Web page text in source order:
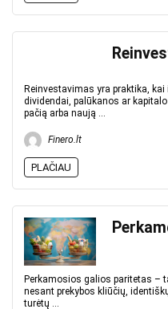
Reinvestavimas yra praktika,
dividendai, palūkanos ar
pačią arba naują ...
Finero.lt
PLAČIAU
Perkamosios galios paritetas –
nesant prekybos kliūčių,
turėtų ...